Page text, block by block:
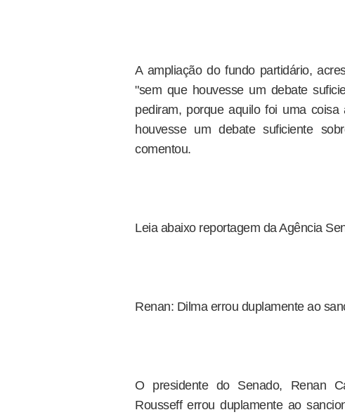
A ampliação do fundo partidário,
"sem que houvesse um debate
pediram, porque aquilo foi uma
houvesse um debate suficiente
comentou.
Leia abaixo reportagem da Agência
Renan: Dilma errou duplamente ao
O presidente do Senado, Renan
Rousseff errou duplamente ao